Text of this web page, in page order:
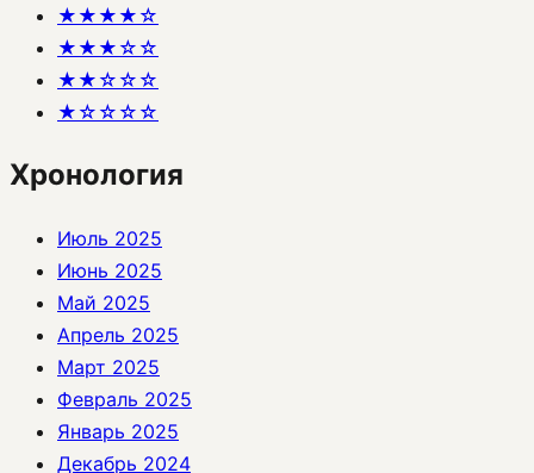
★★★★☆
★★★☆☆
★★☆☆☆
★☆☆☆☆
Хронология
Июль 2025
Июнь 2025
Май 2025
Апрель 2025
Март 2025
Февраль 2025
Январь 2025
Декабрь 2024